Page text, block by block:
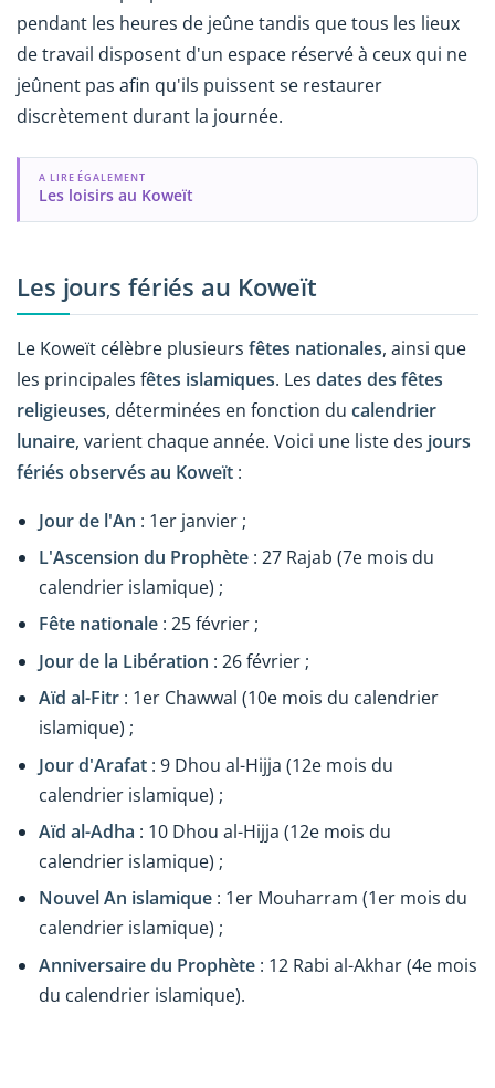
pendant les heures de jeûne tandis que tous les lieux
de travail disposent d'un espace réservé à ceux qui ne
jeûnent pas afin qu'ils puissent se restaurer
discrètement durant la journée.
A LIRE ÉGALEMENT
Les loisirs au Koweït
Les jours fériés au Koweït
Le Koweït célèbre plusieurs fêtes nationales, ainsi que
les principales fêtes islamiques. Les dates des fêtes
religieuses, déterminées en fonction du calendrier
lunaire, varient chaque année. Voici une liste des jours
fériés observés au Koweït :
Jour de l'An : 1er janvier ;
L'Ascension du Prophète : 27 Rajab (7e mois du
calendrier islamique) ;
Fête nationale : 25 février ;
Jour de la Libération : 26 février ;
Aïd al-Fitr : 1er Chawwal (10e mois du calendrier
islamique) ;
Jour d'Arafat : 9 Dhou al-Hijja (12e mois du
calendrier islamique) ;
Aïd al-Adha : 10 Dhou al-Hijja (12e mois du
calendrier islamique) ;
Nouvel An islamique : 1er Mouharram (1er mois du
calendrier islamique) ;
Anniversaire du Prophète : 12 Rabi al-Akhar (4e mois
du calendrier islamique).